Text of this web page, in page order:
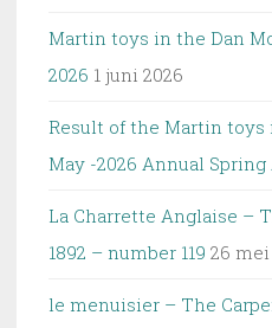
Martin toys in the Dan
2026 1 juni 2026
Result of the Martin toys
May -2026 Annual
La Charrette Anglaise –
1892 – number 119 26 mei
le menuisier – The